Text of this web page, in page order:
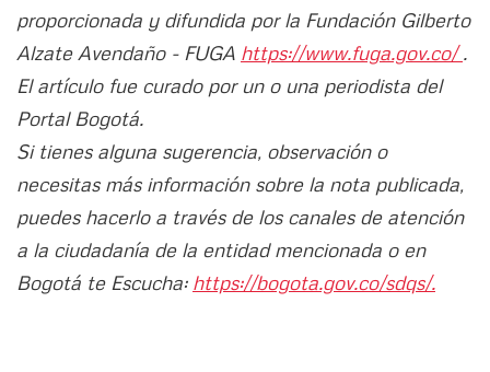
proporcionada y difundida por la Fundación Gilberto
Alzate Avendaño - FUGA https://www.fuga.gov.co/.
El artículo fue curado por un o una periodista del
Portal Bogotá.
Si tienes alguna sugerencia, observación o
necesitas más información sobre la nota publicada,
puedes hacerlo a través de los canales de atención
a la ciudadanía de la entidad mencionada o en
Bogotá te Escucha: https://bogota.gov.co/sdqs/.